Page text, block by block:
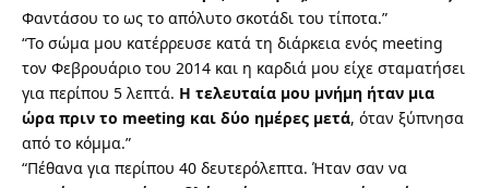
Φαντάσου το ως το απόλυτο σκοτάδι του τίποτα.”
“Το σώμα μου κατέρρευσε κατά τη διάρκεια ενός meeting
τον Φεβρουάριο του 2014 και η καρδιά μου είχε σταματήσει
για περίπου 5 λεπτά. Η τελευταία μου μνήμη ήταν μια
ώρα πριν το meeting και δύο ημέρες μετά, όταν ξύπνησα
από το κόμμα.”
“Πέθανα για περίπου 40 δευτερόλεπτα. Ήταν σαν να